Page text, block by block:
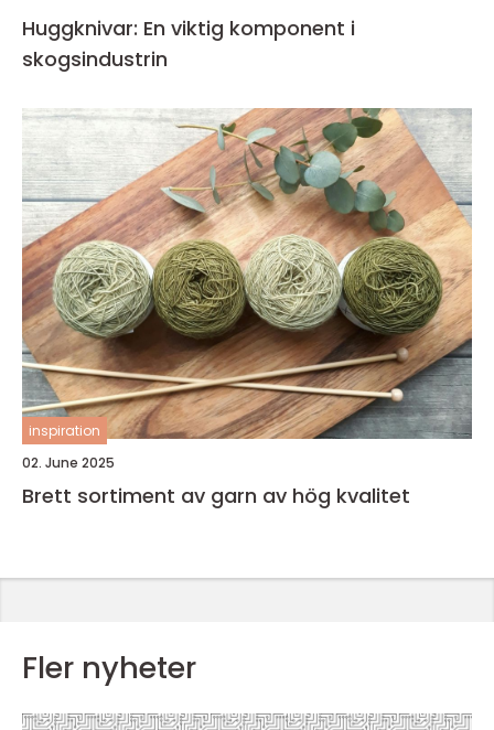
Huggknivar: En viktig komponent i
skogsindustrin
inspiration
02. June 2025
Brett sortiment av garn av hög kvalitet
Fler nyheter